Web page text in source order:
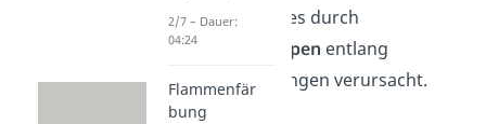
Molekülen wird dies durch
funktionelle
Gruppen entlang
chemischer Bindungen verursacht.
2/7 – Dauer:
04:24
Flammenfär
bung